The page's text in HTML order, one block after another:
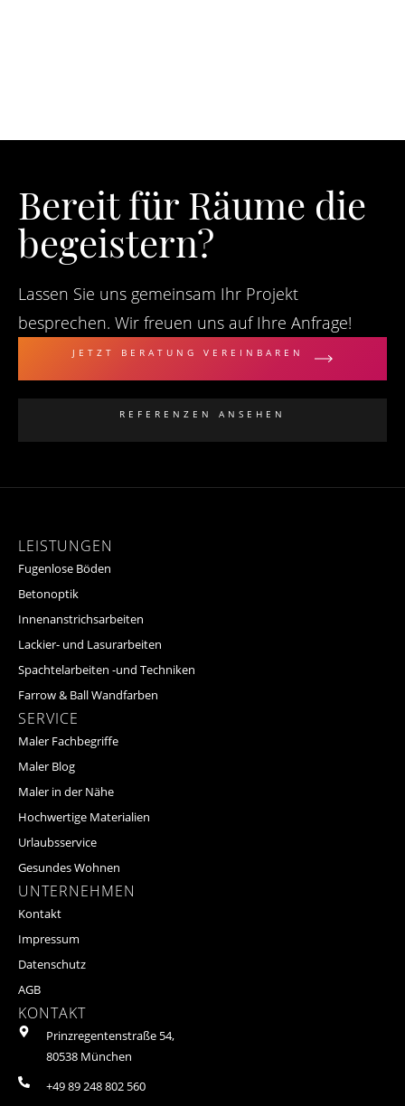
Bereit für Räume die
begeistern?
Lassen Sie uns gemeinsam Ihr Projekt
besprechen. Wir freuen uns auf Ihre Anfrage!
JETZT BERATUNG VEREINBAREN
REFERENZEN ANSEHEN
LEISTUNGEN
Fugenlose Böden
Betonoptik
Innenanstrichsarbeiten
Lackier- und Lasurarbeiten
Spachtelarbeiten -und Techniken
Farrow & Ball Wandfarben
SERVICE
Maler Fachbegriffe
Maler Blog
Maler in der Nähe
Hochwertige Materialien
Urlaubsservice
Gesundes Wohnen
UNTERNEHMEN
Kontakt
Impressum
Datenschutz
AGB
KONTAKT
Prinzregentenstraße 54,
80538 München
+49 89 248 802 560